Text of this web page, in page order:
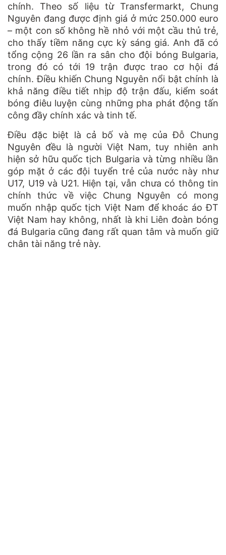
chính. Theo số liệu từ Transfermarkt, Chung
Nguyên đang được định giá ở mức 250.000 euro
– một con số không hề nhỏ với một cầu thủ trẻ,
cho thấy tiềm năng cực kỳ sáng giá. Anh đã có
tổng cộng 26 lần ra sân cho đội bóng Bulgaria,
trong đó có tới 19 trận được trao cơ hội đá
chính. Điều khiến Chung Nguyên nổi bật chính là
khả năng điều tiết nhịp độ trận đấu, kiểm soát
bóng điêu luyện cùng những pha phát động tấn
công đầy chính xác và tinh tế.
Điều đặc biệt là cả bố và mẹ của Đỗ Chung
Nguyên đều là người Việt Nam, tuy nhiên anh
hiện sở hữu quốc tịch Bulgaria và từng nhiều lần
góp mặt ở các đội tuyển trẻ của nước này như
U17, U19 và U21. Hiện tại, vẫn chưa có thông tin
chính thức về việc Chung Nguyên có mong
muốn nhập quốc tịch Việt Nam để khoác áo ĐT
Việt Nam hay không, nhất là khi Liên đoàn bóng
đá Bulgaria cũng đang rất quan tâm và muốn giữ
chân tài năng trẻ này.